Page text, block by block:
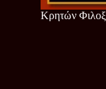
Κρητών